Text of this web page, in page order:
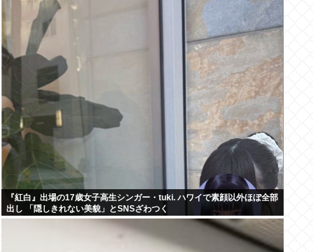
『紅白』出場の17歳女子高生シンガー・tuki. ハワイで素顔以外ほぼ全部
出し 「隠しきれない美貌」とSNSざわつく